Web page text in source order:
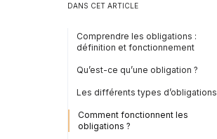
DANS CET ARTICLE
Comprendre les obligations :
définition et fonctionnement
Qu’est-ce qu’une obligation ?
Les différents types d’obligations
Comment fonctionnent les
obligations ?